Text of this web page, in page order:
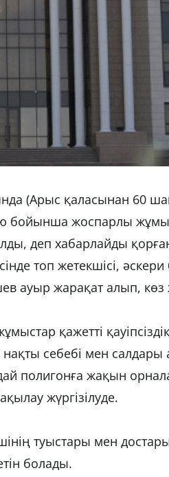
(Арыс қаласынан 60
бойынша жоспарлы
деп хабарлайды
топ жетекшісі, әскери
ауыр жарақат алып, көз
қажетті
себебі мен салдары
полигонға жақын
жүргізілуде.
туыстары мен
болады.